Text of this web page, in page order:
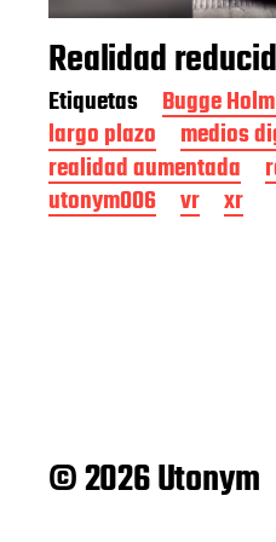
Realidad
Etiquetas Bugge
largo plazo
medios
realidad aumentada
utonym006
vr xr
© 2026 Utonym